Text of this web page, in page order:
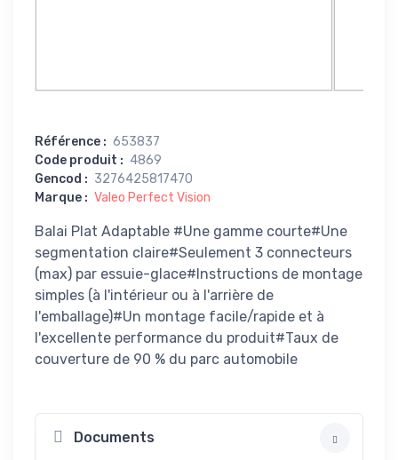
Référence : 653837
Code produit : 4869
Gencod : 3276425817470
Marque : Valeo Perfect Vision
Balai Plat Adaptable #Une gamme courte#Une
segmentation claire#Seulement 3 connecteurs
(max) par essuie-glace#Instructions de montage
simples (à l'intérieur ou à l'arrière de
l'emballage)#Un montage facile/rapide et à
l'excellente performance du produit#Taux de
couverture de 90 % du parc automobile
Documents